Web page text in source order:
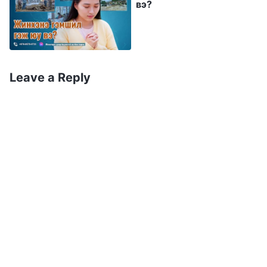
Есүсийг ердөө л эгэл хүн мэт харагддаг
хэмээн үздэг байсныг бид Бурханы үгээс
харж болно. Тэд Түүнийг мужааны хүү, эцэг
гэдгийг нь мэддэггүй байсан юм. Гэхдээ олон
вэ?
Leave a Reply